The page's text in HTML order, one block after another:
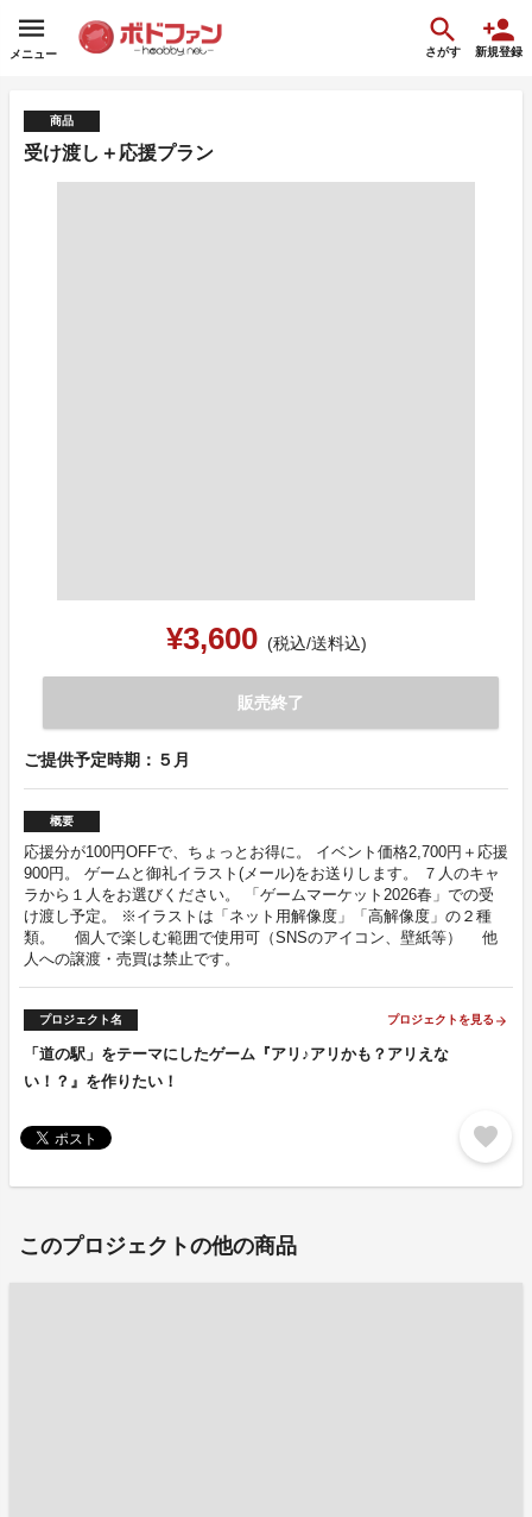
メニュー さがす 新規登録
商品
受け渡し＋応援プラン
¥3,600 (税込/送料込)
販売終了
ご提供予定時期：５月
概要
応援分が100円OFFで、ちょっとお得に。 イベント価格2,700円＋応援
900円。 ゲームと御礼イラスト(メール)をお送りします。 ７人のキャ
ラから１人をお選びください。 「ゲームマーケット2026春」での受
け渡し予定。 ※イラストは「ネット用解像度」「高解像度」の２種
類。 個人で楽しむ範囲で使用可（SNSのアイコン、壁紙等） 他
人への譲渡・売買は禁止です。
プロジェクト名 プロジェクトを見る arrow_forward
「道の駅」をテーマにしたゲーム『アリ♪アリかも？アリえな
い！？』を作りたい！
favorite
このプロジェクトの他の商品